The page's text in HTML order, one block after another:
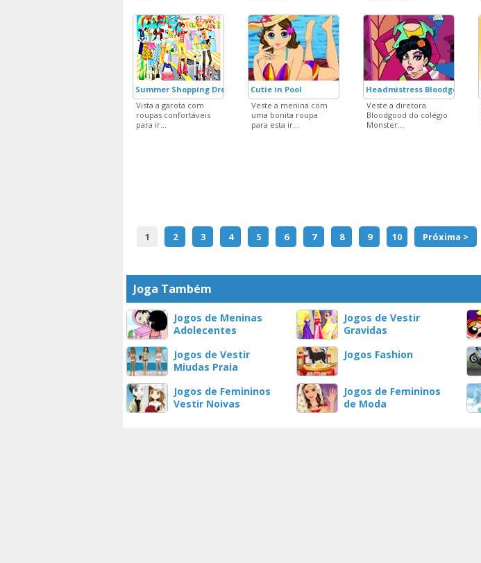
Summer Shopping Dress Up
Vista a garota com
roupas confortáveis
para ir...
Cutie in Pool
Veste a menina com
uma bonita roupa
para esta ir...
Headmistress Bloodgood
Veste a diretora
Bloodgood do colégio
Monster...
1 2 3 4 5 6 7 8 9 10 Próxima >
Joga Também
Jogos de Meninas
Adolecentes
Jogos de Vestir
Gravidas
Jogos de Vestir
Miudas Praia
Jogos Fashion
Jogos de Femininos
Vestir Noivas
Jogos de Femininos
de Moda